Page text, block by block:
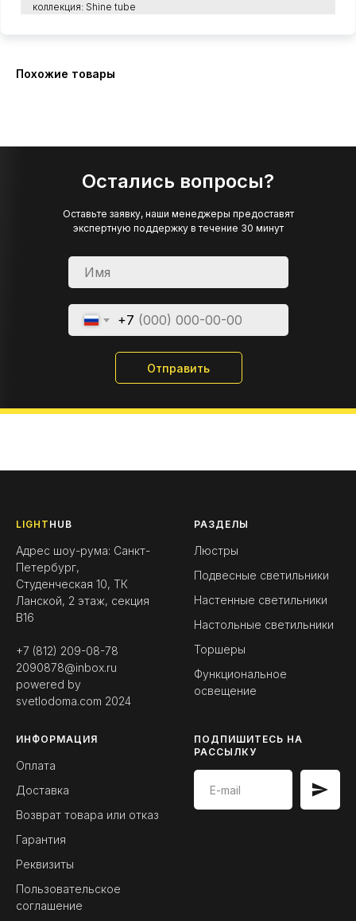
коллекция: Shine tube
Похожие товары
Остались вопросы?
+7
Отправить
Оставьте заявку, наши менеджеры предоставят
экспертную поддержку в течение 30 минут
LIGHT HUB
Адрес шоу-рума: Санкт-
Петербург,
Студенческая 10, ТК
Ланской, 2 этаж, секция
B16
+7 (812) 209-08-78
2090878@inbox.ru
powered by
svetlodoma.com 2024
РАЗДЕЛЫ
Люстры
Подвесные светильники
Настенные светильники
Настольные светильники
Торшеры
Функциональное
освещение
ИНФОРМАЦИЯ
Оплата
Доставка
Возврат товара или отказ
Гарантия
Реквизиты
Пользовательское
соглашение
ПОДПИШИТЕСЬ НА
РАССЫЛКУ